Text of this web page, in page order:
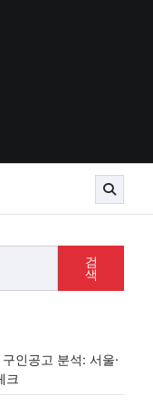
검
색
인공고 분석: 서울·
크